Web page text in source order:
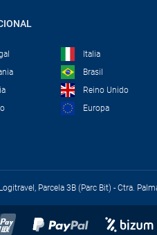
Italia
Brasil
Reino Unido
Europa
Parcela 3B (Parc Bit) - Ctra.